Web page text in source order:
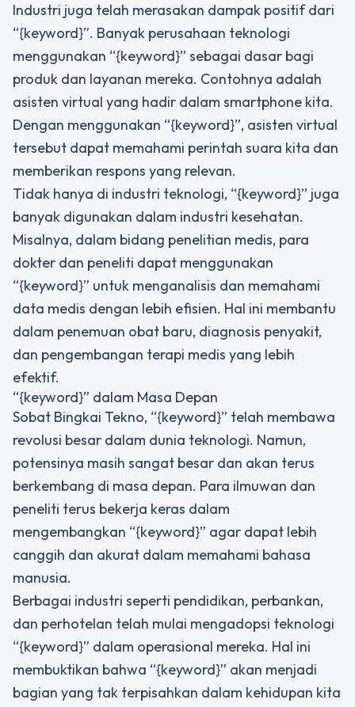
Industri juga telah merasakan dampak positif dari
“{keyword}”. Banyak perusahaan teknologi
menggunakan “{keyword}” sebagai dasar bagi
produk dan layanan mereka. Contohnya adalah
asisten virtual yang hadir dalam smartphone kita.
Dengan menggunakan “{keyword}”, asisten virtual
tersebut dapat memahami perintah suara kita dan
memberikan respons yang relevan.
Tidak hanya di industri teknologi, “{keyword}” juga
banyak digunakan dalam industri kesehatan.
Misalnya, dalam bidang penelitian medis, para
dokter dan peneliti dapat menggunakan
“{keyword}” untuk menganalisis dan memahami
data medis dengan lebih efisien. Hal ini membantu
dalam penemuan obat baru, diagnosis penyakit,
dan pengembangan terapi medis yang lebih
efektif.
“{keyword}” dalam Masa Depan
Sobat Bingkai Tekno, “{keyword}” telah membawa
revolusi besar dalam dunia teknologi. Namun,
potensinya masih sangat besar dan akan terus
berkembang di masa depan. Para ilmuwan dan
peneliti terus bekerja keras dalam
mengembangkan “{keyword}” agar dapat lebih
canggih dan akurat dalam memahami bahasa
manusia.
Berbagai industri seperti pendidikan, perbankan,
dan perhotelan telah mulai mengadopsi teknologi
“{keyword}” dalam operasional mereka. Hal ini
membuktikan bahwa “{keyword}” akan menjadi
bagian yang tak terpisahkan dalam kehidupan kita